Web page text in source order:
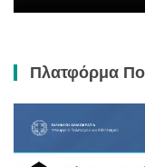
Πλατφόρμα